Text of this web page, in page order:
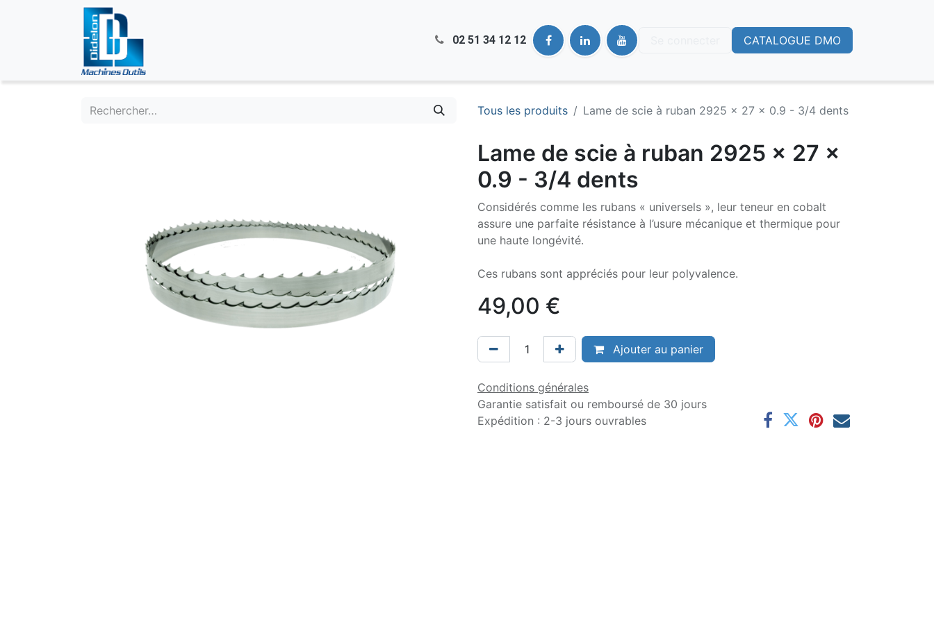
02 51​ 34 12 12 CATALOGUE DMO
Tous les produits Lame de scie à ruban 2925 x 27 x 0.9 - 3/4 dents
Lame de scie à ruban 2925 x 27 x
0.9 - 3/4 dents
Considérés comme les rubans « universels », leur teneur en cobalt
assure une parfaite résistance à l’usure mécanique et thermique pour
une haute longévité.
Ces rubans sont appréciés pour leur polyvalence.
49,00 €
Ajouter au panier
Conditions générales
Garantie satisfait ou remboursé de 30 jours
Expédition : 2-3 jours ouvrables